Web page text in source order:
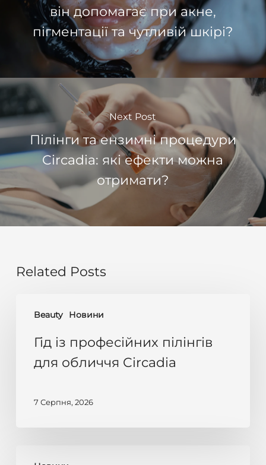
він допомагає при акне,
пігментації та чутливій шкірі?
Next Post
Пілінги та ензимні процедури
Circadia: які ефекти можна
отримати?
Related Posts
Beauty Новини
професійних
Circadia
Гід із професійних пілінгів
для обличчя Circadia
7 Серпня, 2026